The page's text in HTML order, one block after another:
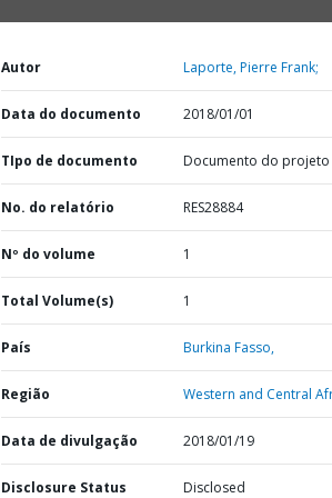
Autor Laporte, Pierre Frank;
Data do documento 2018/01/01
TIpo de documento Documento do projeto
No. do relatório RES28884
Nº do volume 1
Total Volume(s) 1
País Burkina Fasso,
Região Western and Central
Data de divulgação 2018/01/19
Disclosure Status Disclosed